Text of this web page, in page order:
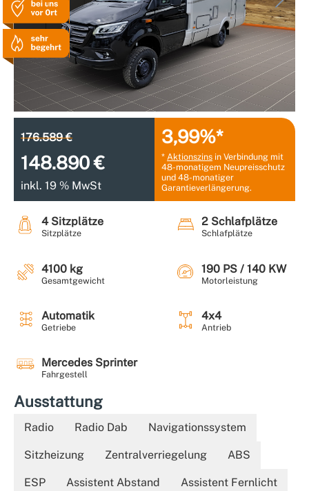
176.589 €
148.890 €
inkl. 19 % MwSt
3,99%*
* Aktionszins in Verbindung mit
48-monatigem Neupreisschutz
und 48-monatiger
Garantieverlängerung.
4 Sitzplätze
Sitzplätze
2 Schlafplätze
Schlafplätze
4100 kg
Gesamtgewicht
190 PS / 140 KW
Motorleistung
Automatik
Getriebe
4x4
Antrieb
Mercedes Sprinter
Fahrgestell
Ausstattung
Radio Radio Dab Navigationssystem
Sitzheizung Zentralverriegelung ABS
ESP Assistent Abstand Assistent Fernlicht